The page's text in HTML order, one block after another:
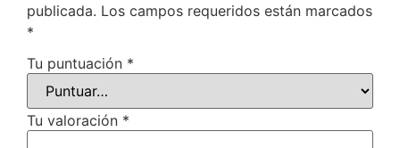
publicada. Los campos requeridos están marcados
*
Tu puntuación *
Tu valoración *